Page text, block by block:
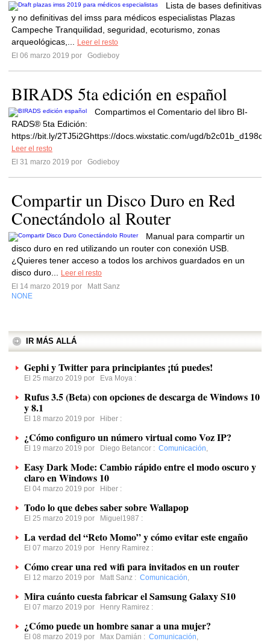
Lista de bases definitivas
y no definitivas del imss para médicos especialistas Plazas
Campeche Tranquilidad, seguridad, ecoturismo, zonas
arqueológicas,...
Leer el resto
El 06 marzo 2019 por
Godieboy
BIRADS 5ta edición en español
Compartimos el Comentario del libro BI-
RADS® 5ta Edición:
https://bit.ly/2TJ5i2Ghttps://docs.wixstatic.com/ugd/
Leer el resto
El 31 marzo 2019 por
Godieboy
Compartir un Disco Duro en Red
Conectándolo al Router
Manual para compartir un
disco duro en red utilizando un router con conexión USB.
¿Quieres tener acceso a todos los archivos guardados en un
disco duro...
Leer el resto
El 14 marzo 2019 por
Matt Sanz
NONE
IR MÁS ALLÁ
Gephi y Twitter para principiantes ¡tú puedes!
El 25 marzo 2019 por Eva Moya :
Rufus 3.5 (Beta) con opciones de descarga de Windows 10
y 8.1
El 18 marzo 2019 por Hiber :
¿Cómo configuro un número virtual como Voz IP?
El 19 marzo 2019 por Diego Betancor : Comunicación,
Easy Dark Mode: Cambio rápido entre el modo oscuro y
claro en Windows 10
El 04 marzo 2019 por Hiber :
Todo lo que debes saber sobre Wallapop
El 25 marzo 2019 por Miguel1987 :
La verdad del “Reto Momo” y cómo evitar este engaño
El 07 marzo 2019 por Henry Ramirez :
Cómo crear una red wifi para invitados en un router
El 12 marzo 2019 por Matt Sanz : Comunicación,
Mira cuánto cuesta fabricar el Samsung Galaxy S10
El 07 marzo 2019 por Henry Ramirez :
¿Cómo puede un hombre sanar a una mujer?
El 08 marzo 2019 por Max Damián : Comunicación,